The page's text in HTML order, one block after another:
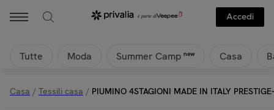
Accedi
Tutte Moda Summer Camp new Casa
Casa / Tessili casa / PIUMINO 4STAGIONI MADE IN ITALY